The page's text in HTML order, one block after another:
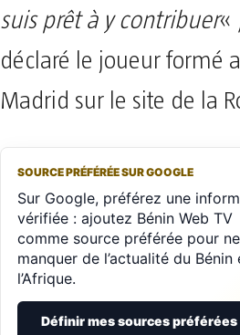
suis prêt à y contribuer«
déclaré le joueur formé
Madrid sur le site de la
SOURCE PRÉFÉRÉE SUR GOOGLE
Sur Google, préférez une
vérifiée : ajoutez Bénin Web TV
comme source préférée pour
manquer de l’actualité du Bénin
l’Afrique.
Définir mes sources préférées